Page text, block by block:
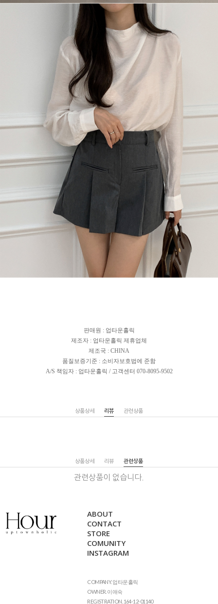
판매원 : 업타운홀릭
제조자 : 업타운홀릭 제휴업체
제조국 : CHINA
품질보증기준 : 소비자보호법에 준함
A/S 책임자 : 업타운홀릭 / 고객센터 070-8095-9502
상품상세 리뷰 관련상품
상품상세 리뷰 관련상품
관련상품이 없습니다.
ABOUT
CONTACT
STORE
COMUNITY
INSTAGRAM
COMPANY. 업타운홀릭
OWNER. 이애숙
REGISTRATION. 164-12-01140